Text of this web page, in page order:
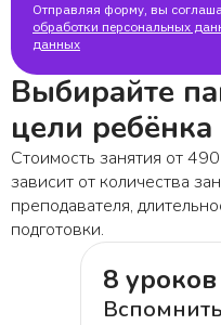
Отправляя форму, вы
обработки персональных
данных
Выбирайте
цели ребёнка
Стоимость занятия от
зависит от количества
преподавателя,
подготовки.
8 уроков